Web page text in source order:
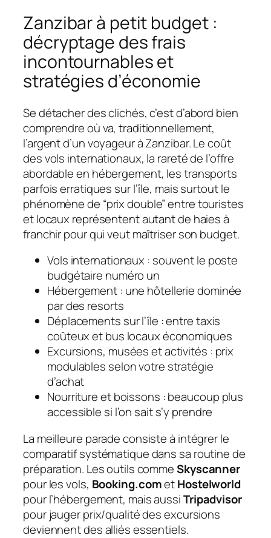
Zanzibar à petit budget :
décryptage des frais
incontournables et
stratégies d’économie
Se détacher des clichés, c’est d’abord bien
comprendre où va, traditionnellement,
l’argent d’un voyageur à Zanzibar. Le coût
des vols internationaux, la rareté de l’offre
abordable en hébergement, les transports
parfois erratiques sur l’île, mais surtout le
phénomène de “prix double” entre touristes
et locaux représentent autant de haies à
franchir pour qui veut maîtriser son budget.
Vols internationaux : souvent le poste
budgétaire numéro un
Hébergement : une hôtellerie dominée
par des resorts
Déplacements sur l’île : entre taxis
coûteux et bus locaux économiques
Excursions, musées et activités : prix
modulables selon votre stratégie
d’achat
Nourriture et boissons : beaucoup plus
accessible si l’on sait s’y prendre
La meilleure parade consiste à intégrer le
comparatif systématique dans sa routine de
préparation. Les outils commeSkyscanner
pour les vols, Booking.cometHostelworld
pour l’hébergement, mais aussiTripadvisor
pour jauger prix/qualité des excursions
deviennent des alliés essentiels.